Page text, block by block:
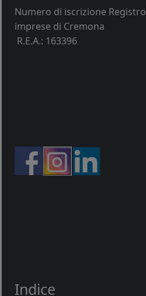
Numero di iscrizione Registro
imprese di Cremona
R.E.A.: 163396
Indice